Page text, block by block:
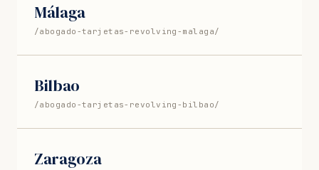
Málaga
/abogado-tarjetas-revolving-malaga/
Bilbao
/abogado-tarjetas-revolving-bilbao/
Zaragoza